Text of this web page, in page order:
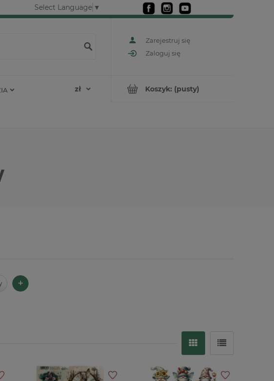
Select Language ▼
Zarejestruj się
Zaloguj się
Koszyk: (pusty)
+